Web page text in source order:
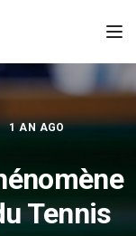
1 AN AGO
Tennis